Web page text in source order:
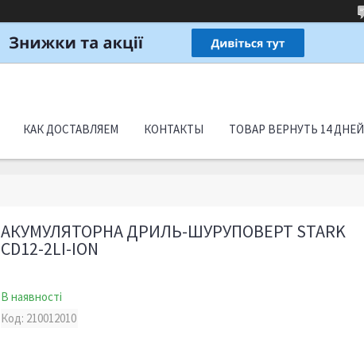
КАК ДОСТАВЛЯЕМ КОНТАКТЫ ТОВАР ВЕРНУТЬ 14 ДНЕЙ
АКУМУЛЯТОРНА ДРИЛЬ-ШУРУПОВЕРТ STARK
CD12-2LI-ION
В наявності
Код: 210012010